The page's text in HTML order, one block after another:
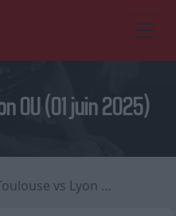
OU (01 juin 2025)
vs Lyon OU